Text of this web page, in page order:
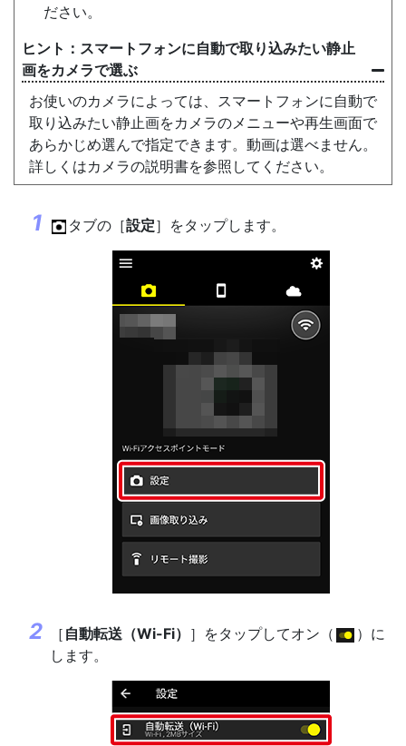
ださい。
スマートフォンに自動で取り込みたい静止
画をカメラで選ぶ
お使いのカメラによっては、スマートフォンに自動で
取り込みたい静止画をカメラのメニューや再生画面で
あらかじめ選んで指定できます。動画は選べません。
詳しくはカメラの説明書を参照してください。
タブの［設定］をタップします。
［ 自動転送（Wi-Fi） ］をタップしてオン（
）に
します。